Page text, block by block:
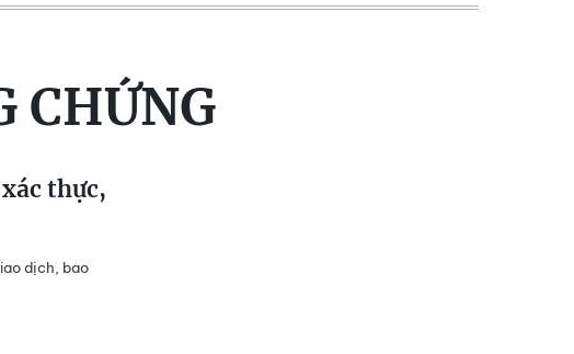
CHỨNG
thực,
dịch, bao